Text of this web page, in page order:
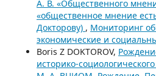
А. В. «Общественного
«общественное мнение
Докторову) , Мониторинг
экономические и
Boris Z DOKTOROV,
историко-